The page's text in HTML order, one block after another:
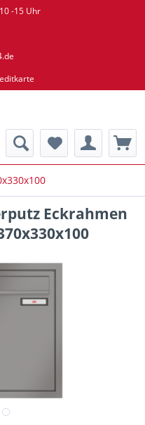
-15 Uhr
Eckrahmen